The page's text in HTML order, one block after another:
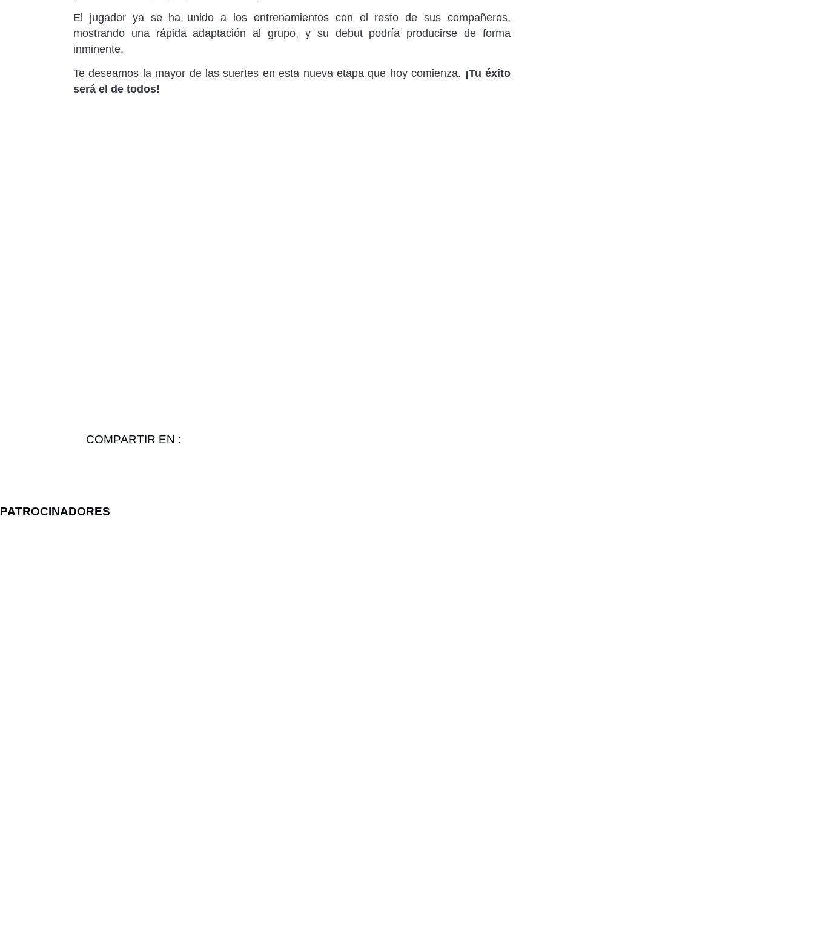
El jugador ya se ha unido a los entrenamientos con el resto de sus compañeros,
mostrando una rápida adaptación al grupo, y su debut podría producirse de forma
inminente.
Te deseamos la mayor de las suertes en esta nueva etapa que hoy comienza. ¡Tu éxito
será el de todos!
COMPARTIR EN :
PATROCINADORES